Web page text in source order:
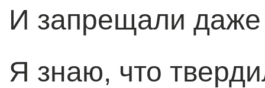
И запрещали даже
Я знаю, что